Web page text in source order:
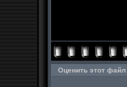
Оценить этот файл